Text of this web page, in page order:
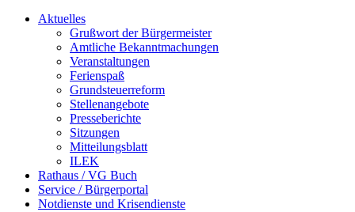
Aktuelles
Grußwort der Bürgermeister
Amtliche Bekanntmachungen
Veranstaltungen
Ferienspaß
Grundsteuerreform
Stellenangebote
Presseberichte
Sitzungen
Mitteilungsblatt
ILEK
Rathaus / VG Buch
Service / Bürgerportal
Notdienste und Krisendienste